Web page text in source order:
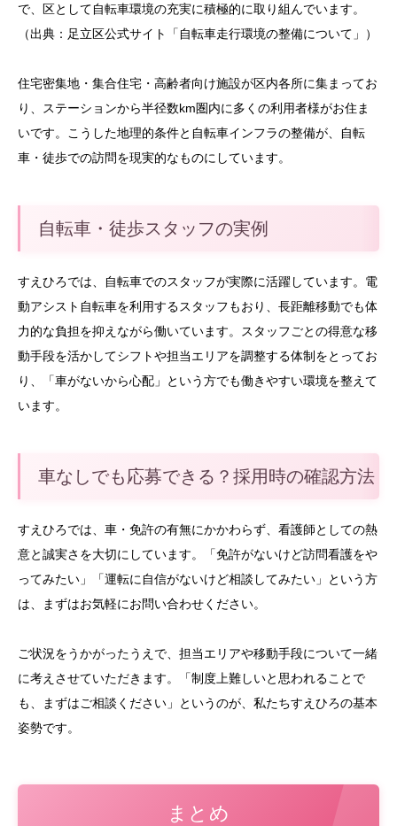
で、区として自転車環境の充実に積極的に取り組んでいます。
（出典：足立区公式サイト「自転車走行環境の整備について」）
住宅密集地・集合住宅・高齢者向け施設が区内各所に集まってお
り、ステーションから半径数km圏内に多くの利用者様がお住ま
いです。こうした地理的条件と自転車インフラの整備が、自転
車・徒歩での訪問を現実的なものにしています。
自転車・徒歩スタッフの実例
すえひろでは、自転車でのスタッフが実際に活躍しています。電
動アシスト自転車を利用するスタッフもおり、長距離移動でも体
力的な負担を抑えながら働いています。スタッフごとの得意な移
動手段を活かしてシフトや担当エリアを調整する体制をとってお
り、「車がないから心配」という方でも働きやすい環境を整えて
います。
車なしでも応募できる？採用時の確認方法
すえひろでは、車・免許の有無にかかわらず、看護師としての熱
意と誠実さを大切にしています。「免許がないけど訪問看護をや
ってみたい」「運転に自信がないけど相談してみたい」という方
は、まずはお気軽にお問い合わせください。
ご状況をうかがったうえで、担当エリアや移動手段について一緒
に考えさせていただきます。「制度上難しいと思われることで
も、まずはご相談ください」というのが、私たちすえひろの基本
姿勢です。
まとめ